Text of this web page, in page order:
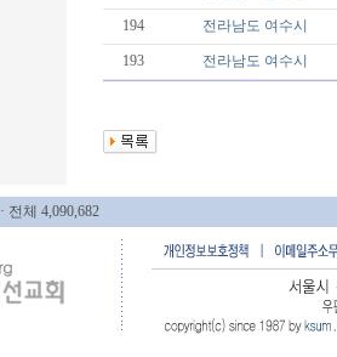
194 전라남도 여수시
193 전라남도 여수시
· 전체 4,090,682